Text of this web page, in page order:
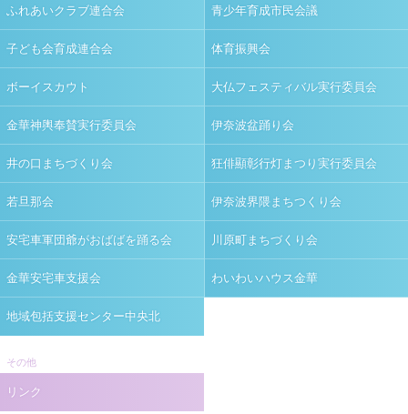
ふれあいクラブ連合会 青少年育成市民会議
子ども会育成連合会 体育振興会
ボーイスカウト 大仏フェスティバル実行委員会
金華神輿奉賛実行委員会 伊奈波盆踊り会
井の口まちづくり会 狂俳顯彰行灯まつり実行委員会
若旦那会 伊奈波界隈まちつくり会
安宅車軍団爺がおばばを踊る会 川原町まちづくり会
金華安宅車支援会 わいわいハウス金華
地域包括支援センター中央北
その他
リンク